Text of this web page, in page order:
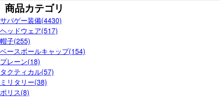
商品カテゴリ
サバゲー装備(4430)
ヘッドウェア(517)
帽子(255)
ベースボールキャップ(154)
プレーン(18)
タクティカル(57)
ミリタリー(38)
ポリス(8)